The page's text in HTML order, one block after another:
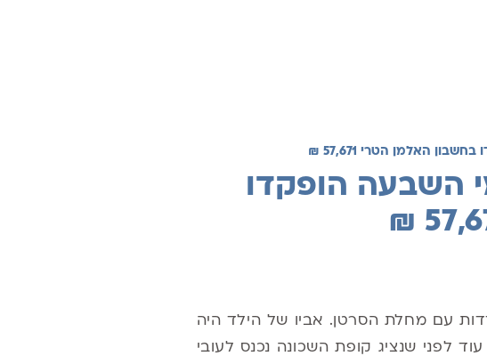
האלמן הטרי 57,671 ₪
השבעה הופקדו
עם מחלת הסרטן. אביו של הילד היה
לפני שנציג קופת השכונה נכנס לעובי